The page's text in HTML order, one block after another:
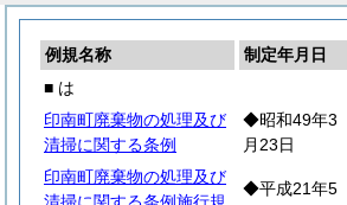
例規名称 制定年月日
■ は
印南町廃棄物の処理及び
清掃に関する条例
◆昭和49年3
月23日
印南町廃棄物の処理及び
◆平成21年5